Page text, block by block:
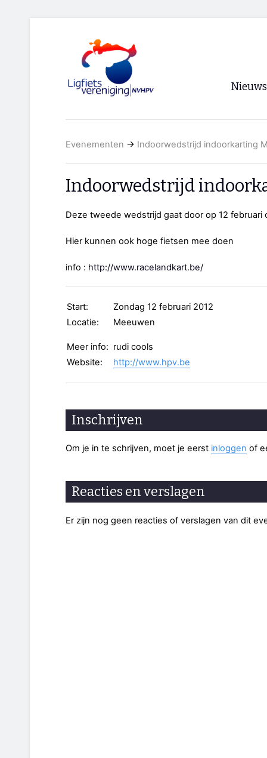
Nieuws
RSS
Evenementen → Indoorwedstrijd indoorkarting
Indoorwedstrijd
Deze tweede wedstrijd gaat door op 12 februari
Hier kunnen ook hoge fietsen mee doen
info : http://www.racelandkart.be/
Start:
Zondag 12 februari 2012
Locatie:
Meeuwen
Meer info: rudi cools
Website:
http://www.hpv.be
Inschrijven
Om je in te schrijven, moet je eerst inloggen of
Reacties en verslagen
Er zijn nog geen reacties of verslagen van dit